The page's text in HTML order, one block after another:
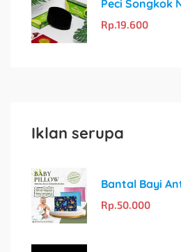
Rp.19.600
Iklan serupa
Rp.50.000